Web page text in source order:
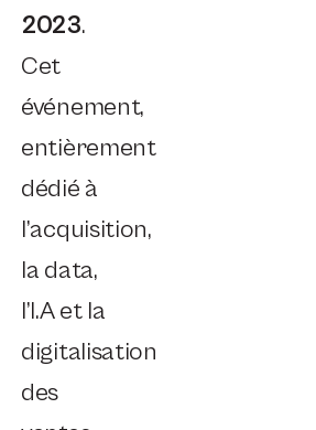
2023.
Cet
événement,
entièrement
dédié à
l’acquisition,
la data,
l’I.A et la
digitalisation
des